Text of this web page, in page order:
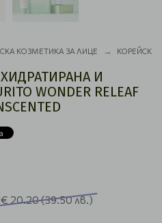
КОЗМЕТИКА ЗА ЛИЦЕ КОРЕЙСКИ
И
WONDER RELEAF
€ 20.20(39.50 лв.)